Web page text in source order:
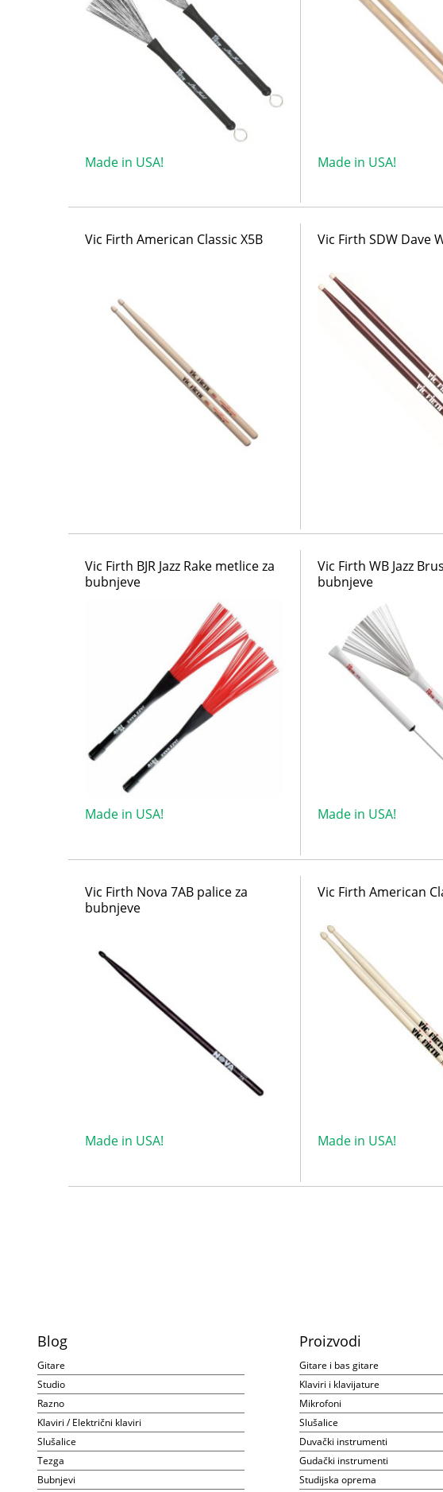
Made in USA! Made in USA!
Vic Firth American Classic X5B Vic Firth SDW Dave
Vic Firth BJR Jazz Rake metlice za
bubnjeve
Made in USA!
Vic Firth WB Jazz
bubnjeve
Made in USA!
Vic Firth Nova 7AB palice za
bubnjeve
Made in USA!
Vic Firth American
Made in USA!
Blog
Gitare
Studio
Razno
Klaviri / Električni klaviri
Slušalice
Tezga
Bubnjevi
Proizvodi
Gitare i bas gitare
Klaviri i klavijature
Mikrofoni
Slušalice
Duvački instrumenti
Gudački instrumenti
Studijska oprema